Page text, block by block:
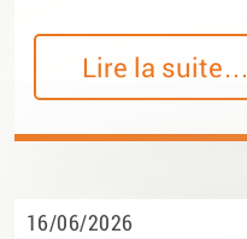
Lire la suite…
16/06/2026